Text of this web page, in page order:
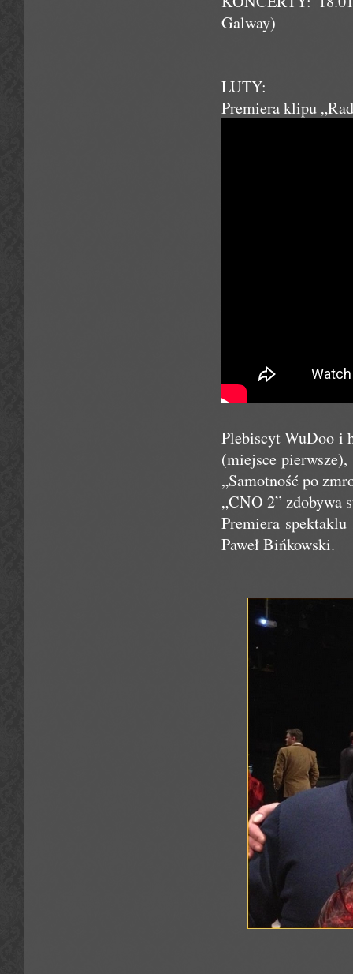
Galway)
LUTY:
Premiera klipu
Plebiscyt WuDoo i
(miejsce
„Samotność po
„CNO 2” zdobywa
Premiera
Paweł Bińkowski.